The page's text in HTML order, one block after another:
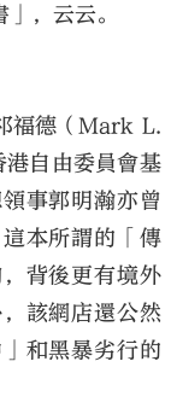
，云云。
福德（Mark L.
自由委員會基
事郭明瀚亦曾
本所謂的「傳
背後更有境外
該網店還公然
和黑暴劣行的